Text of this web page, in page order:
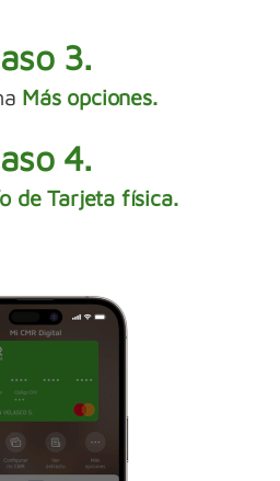
3.
Más opciones.
4.
de Tarjeta física.